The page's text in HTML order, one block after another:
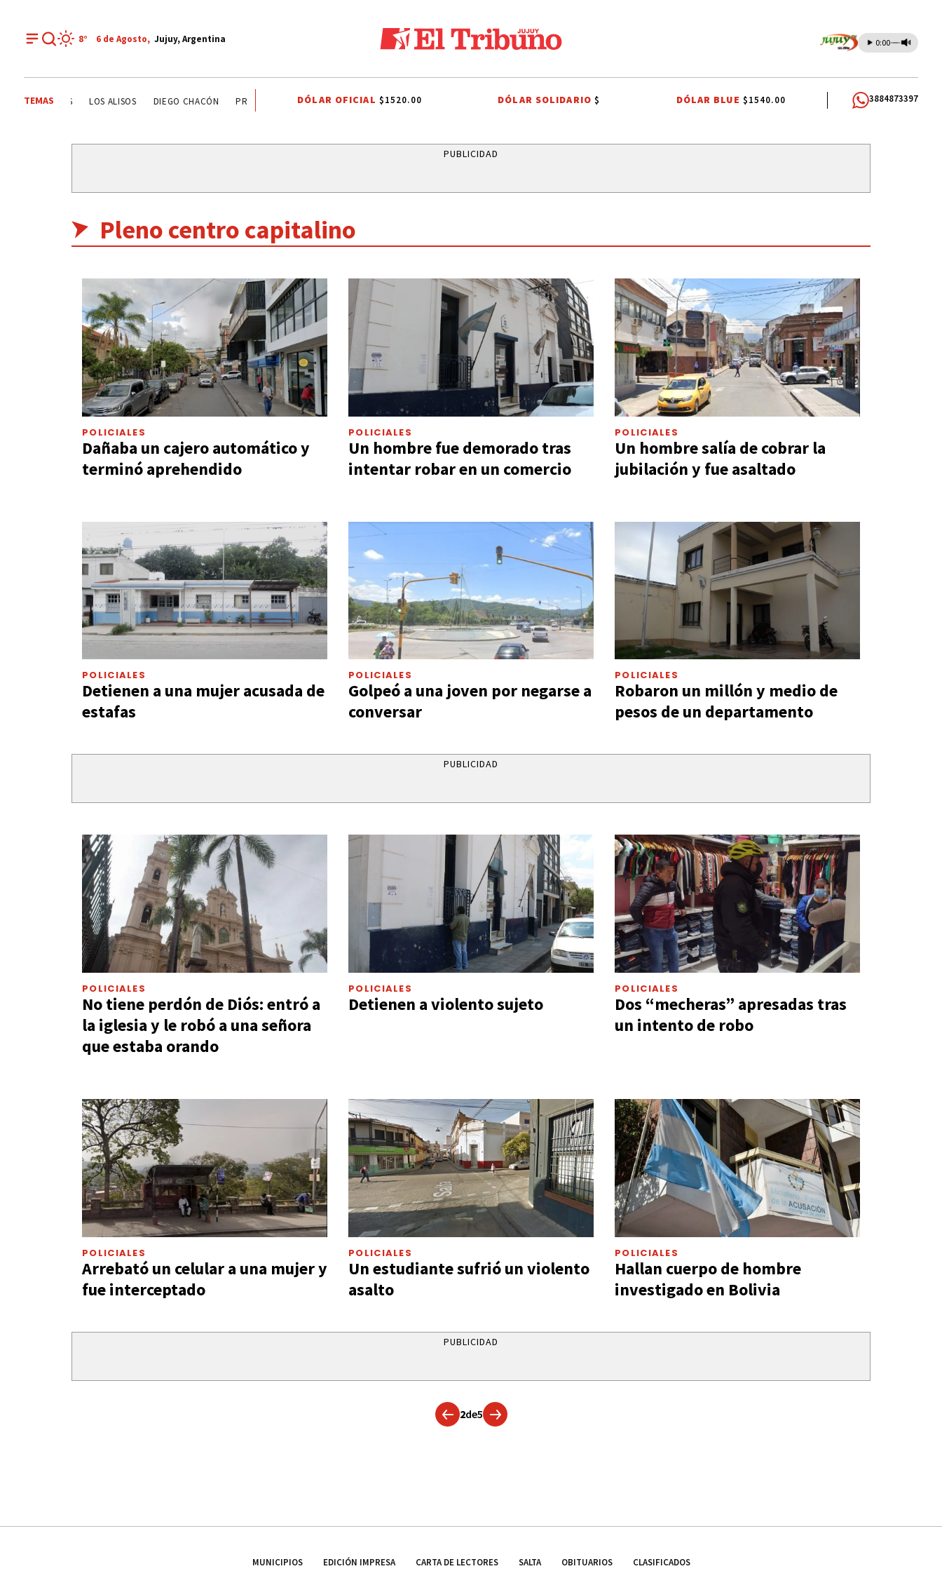
8° 6 de Agosto, Jujuy, Argentina 0:00
TEMAS
CHAVES LOS ALISOS DIEGO CHACÓN PRIMERA NACIONAL LIGA PROFESIONAL INTERNA JUSTICIALISTA INTERNA JUSTICIALISTA INTERNA JUSTICIALISTA EL TIEMPO EN JUJUY
DÓLAR OFICIAL $1520.00 DÓLAR SOLIDARIO$ DÓLAR BLUE $1540.00 3884873397
PUBLICIDAD
Pleno centro capitalino
POLICIALES
Dañaba un cajero automático y
terminó aprehendido
POLICIALES
Un hombre fue demorado tras
intentar robar en un comercio
POLICIALES
Un hombre salía de cobrar la
jubilación y fue asaltado
POLICIALES
Detienen a una mujer acusada de
estafas
POLICIALES
Golpeó a una joven por negarse a
conversar
POLICIALES
Robaron un millón y medio de
pesos de un departamento
PUBLICIDAD
POLICIALES
No tiene perdón de Diós: entró a
la iglesia y le robó a una señora
que estaba orando
POLICIALES
Detienen a violento sujeto
POLICIALES
Dos “mecheras” apresadas tras
un intento de robo
POLICIALES
Arrebató un celular a una mujer y
fue interceptado
POLICIALES
Un estudiante sufrió un violento
asalto
POLICIALES
Hallan cuerpo de hombre
investigado en Bolivia
PUBLICIDAD
2de5
MUNICIPIOS EDICIÓN IMPRESA CARTA DE LECTORES SALTA OBITUARIOS CLASIFICADOS